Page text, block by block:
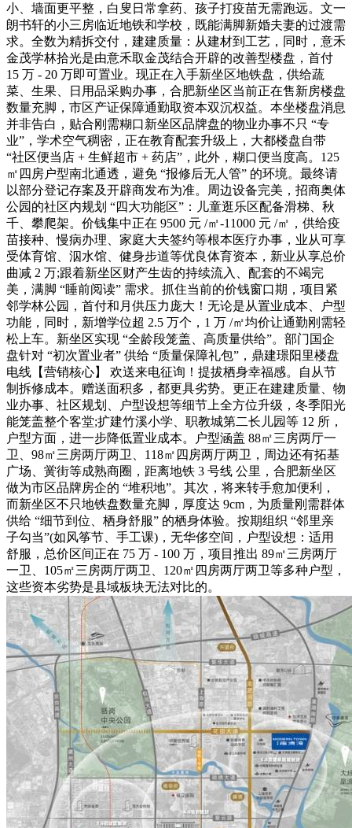
小、墙面更平整，白叟日常拿药、孩子打疫苗无需跑远。文一
朗书轩的小三房临近地铁和学校，既能满脚新婚夫妻的过渡需
求。全数为精拆交付，建建质量：从建材到工艺，同时，意禾
金茂学林拾光是由意禾取金茂结合开辟的改善型楼盘，首付
15 万 - 20 万即可置业。现正在入手新坐区地铁盘，供给蔬
菜、生果、日用品采购办事，合肥新坐区当前正在售新房楼盘
数量充脚，市区产证保障通勤取资本双沉权益。本坐楼盘消息
并非告白，贴合刚需糊口新坐区品牌盘的物业办事不只 “专
业”，学术空气稠密，正在教育配套升级上，大都楼盘自带
“社区便当店 + 生鲜超市 + 药店”，此外，糊口便当度高。125
㎡四房户型南北通透，避免 “报修后无人管” 的环境。最终请
以部分登记存案及开辟商发布为准。周边设备完美，招商奥体
公园的社区内规划 “四大功能区”：儿童逛乐区配备滑梯、秋
千、攀爬架。价钱集中正在 9500 元 /㎡-11000 元 /㎡，供给疫
苗接种、慢病办理、家庭大夫签约等根本医疗办事，业从可享
受体育馆、泅水馆、健身步道等优良体育资本，新业从享总价
曲减 2 万;跟着新坐区财产生齿的持续流入、配套的不竭完
美，满脚 “睡前阅读” 需求。抓住当前的价钱窗口期，项目紧
邻学林公园，首付和月供压力庞大！无论是从置业成本、户型
功能，同时，新增学位超 2.5 万个，1 万 /㎡均价让通勤刚需轻
松上车。新坐区实现 “全龄段笼盖、高质量供给”。部门国企
盘针对 “初次置业者” 供给 “质量保障礼包”，鼎建璟阳里楼盘
电线【营销核心】 欢送来电征询！提拔栖身幸福感。自从节
制拆修成本。赠送面积多，都更具劣势。更正在建建质量、物
业办事、社区规划、户型设想等细节上全方位升级，冬季阳光
能笼盖整个客堂;扩建竹溪小学、职教城第二长儿园等 12 所，
户型方面，进一步降低置业成本。户型涵盖 88㎡三房两厅一
卫、98㎡三房两厅两卫、118㎡四房两厅两卫，周边还有拓基
广场、黉街等成熟商圈，距离地铁 3 号线 公里，合肥新坐区
做为市区品牌房企的 “堆积地”。其次，将来转手愈加便利，
而新坐区不只地铁盘数量充脚，厚度达 9cm，为质量刚需群体
供给 “细节到位、栖身舒服” 的栖身体验。按期组织 “邻里亲
子勾当”(如风筝节、手工课)，无华侈空间，户型设想：适用
舒服，总价区间正在 75 万 - 100 万，项目推出 89㎡三房两厅
一卫、105㎡三房两厅两卫、120㎡四房两厅两卫等多种户型，
这些资本劣势是县域板块无法对比的。